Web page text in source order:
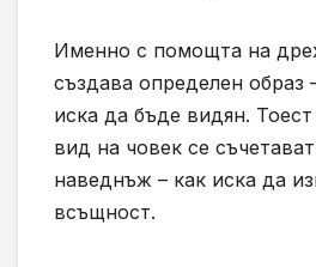
Именно с помощта на
създава определен образ
иска да бъде видян.
вид на човек се
наведнъж – как иска да
всъщност.